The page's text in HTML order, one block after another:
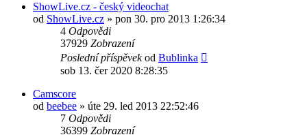
ShowLive.cz - český videochat
od ShowLive.cz » pon 30. pro 2013 1:26:34
4 Odpovědi
37929 Zobrazení
Poslední příspěvekod Bublinka
sob 13. čer 2020 8:28:35
Camscore
od beebee » úte 29. led 2013 22:52:46
7 Odpovědi
36399 Zobrazení